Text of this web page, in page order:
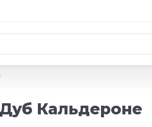
Кальдероне